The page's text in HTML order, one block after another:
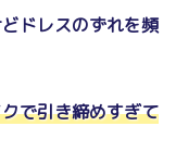
ドレスのずれを頻
で引き締めすぎて